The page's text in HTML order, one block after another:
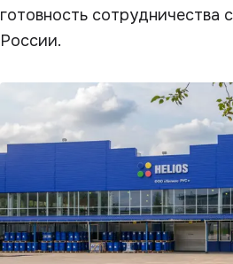
готовность сотрудничества
России.